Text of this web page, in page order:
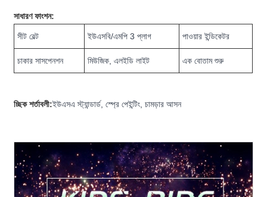
সাধারণ ফাংশন:
সীট বেল্ট ইউএসবি/এমপি 3 প্লাগ পাওয়ার ইন্ডিকেটর
চাকার সাসপেনশন মিউজিক, এলইডি লাইট এক বোতাম শুরু
চ্ছিক শর্তাবলী:ইউএসএ স্ট্যান্ডার্ড, স্প্রে পেইন্টিং, চামড়ার আসন